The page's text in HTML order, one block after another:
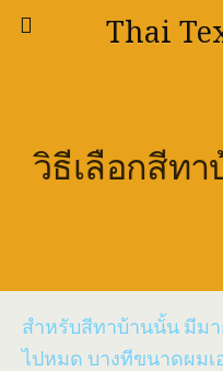
Thai
วิธีเลือกสีทา
สำหรับสีทาบ้านนั้น มีมา
ไปหมด บางทีขนาดผมเ